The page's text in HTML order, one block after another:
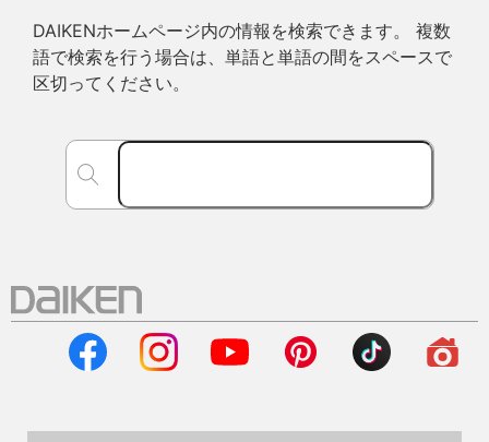
DAIKENホームページ内の情報を検索できます。 複数
語で検索を行う場合は、単語と単語の間をスペースで
区切ってください。